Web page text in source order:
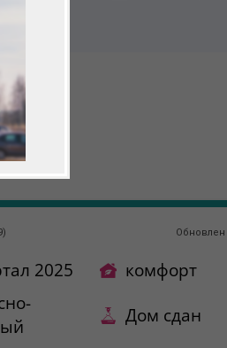
) Обновлен
2025
комфорт
Дом сдан